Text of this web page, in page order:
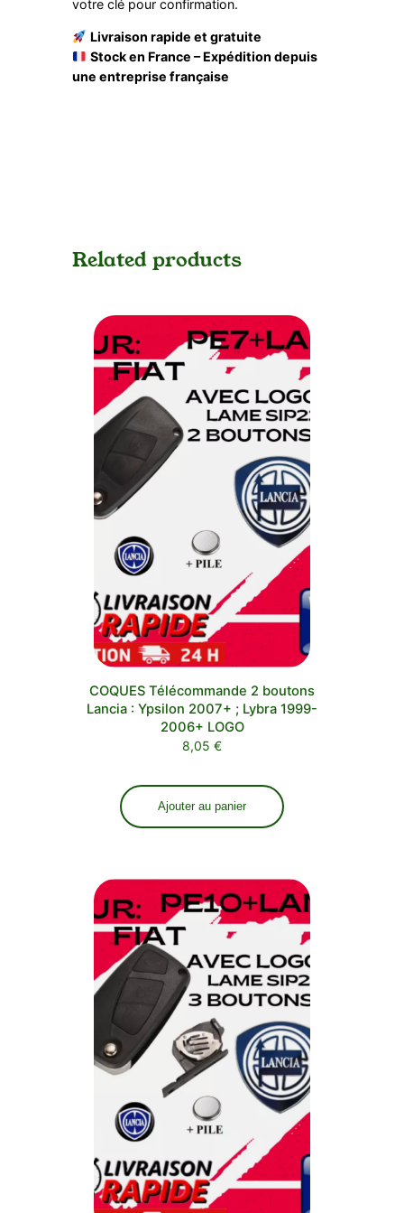
votre clé pour confirmation.
Livraison rapide et gratuite
Stock en France – Expédition depuis
une entreprise française
Related products
COQUES Télécommande 2 boutons
Lancia : Ypsilon 2007+ ; Lybra 1999-
2006+ LOGO
8,05 €
Ajouter au panier